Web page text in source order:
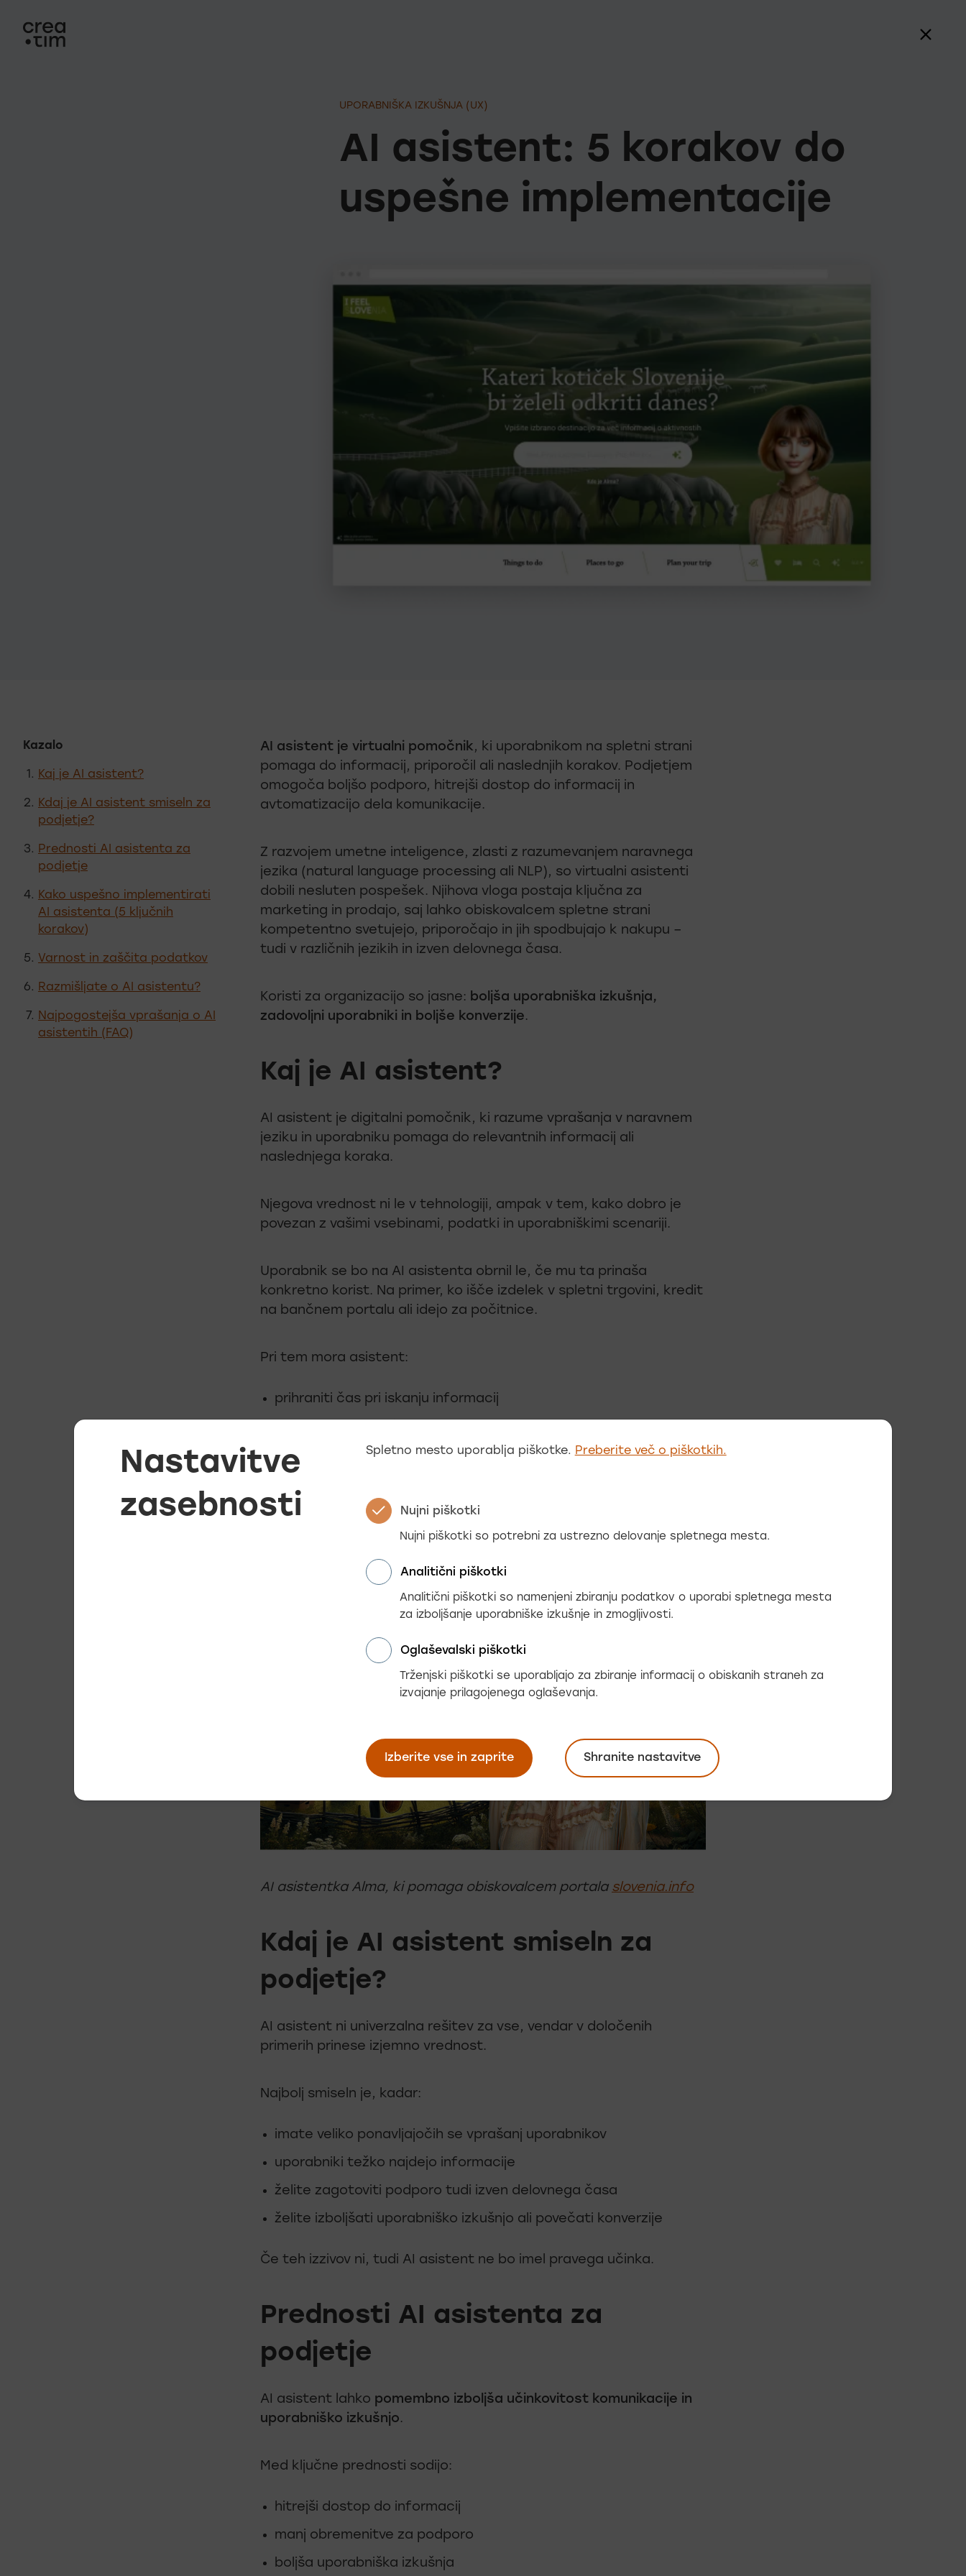
UPORABNIŠKA IZKUŠNJA (UX)
AI asistent: 5 korakov do
uspešne implementacije
Kazalo
Kaj je AI asistent?
Kdaj je AI asistent smiseln za
podjetje?
Prednosti AI asistenta za
podjetje
Kako uspešno implementirati
AI asistenta (5 ključnih
korakov)
Varnost in zaščita podatkov
Razmišljate o AI asistentu?
Najpogostejša vprašanja o AI
asistentih (FAQ)
AI asistent je virtualni pomočnik, ki uporabnikom na spletni strani
pomaga do informacij, priporočil ali naslednjih korakov. Podjetjem
omogoča boljšo podporo, hitrejši dostop do informacij in
avtomatizacijo dela komunikacije.
Z razvojem umetne inteligence, zlasti z razumevanjem naravnega
jezika (natural language processing ali NLP), so virtualni asistenti
dobili nesluten pospešek. Njihova vloga postaja ključna za
marketing in prodajo, saj lahko obiskovalcem spletne strani
kompetentno svetujejo, priporočajo in jih spodbujajo k nakupu –
tudi v različnih jezikih in izven delovnega časa.
Koristi za organizacijo so jasne: boljša uporabniška izkušnja,
zadovoljni uporabniki in boljše konverzije.
Kaj je AI asistent?
AI asistent je digitalni pomočnik, ki razume vprašanja v naravnem
jeziku in uporabniku pomaga do relevantnih informacij ali
naslednjega koraka.
Njegova vrednost ni le v tehnologiji, ampak v tem, kako dobro je
povezan z vašimi vsebinami, podatki in uporabniškimi scenariji.
Uporabnik se bo na AI asistenta obrnil le, če mu ta prinaša
konkretno korist. Na primer, ko išče izdelek v spletni trgovini, kredit
na bančnem portalu ali idejo za počitnice.
Pri tem mora asistent:
prihraniti čas pri iskanju informacij
svetovati in pomagati pri odločitvi
To mora biti vodilo pri uvajanju AI asistenta – ne tehnologija sama,
ampak njegova uporabnost.
AI asistentka Alma, ki pomaga obiskovalcem portala slovenia.info
Kdaj je AI asistent smiseln za
podjetje?
AI asistent ni univerzalna rešitev za vse, vendar v določenih
primerih prinese izjemno vrednost.
Najbolj smiseln je, kadar:
imate veliko ponavljajočih se vprašanj uporabnikov
uporabniki težko najdejo informacije
želite zagotoviti podporo tudi izven delovnega časa
želite izboljšati uporabniško izkušnjo ali povečati konverzije
Če teh izzivov ni, tudi AI asistent ne bo imel pravega učinka.
Prednosti AI asistenta za
podjetje
AI asistent lahko pomembno izboljša učinkovitost komunikacije in
uporabniško izkušnjo.
Med ključne prednosti sodijo:
hitrejši dostop do informacij
manj obremenitve za podporo
boljša uporabniška izkušnja
Nastavitve
zasebnosti
Spletno mesto uporablja piškotke. Preberite več o piškotkih.
Nujni piškotki
Nujni piškotki so potrebni za ustrezno delovanje spletnega mesta.
Analitični piškotki
Analitični piškotki so namenjeni zbiranju podatkov o uporabi spletnega mesta
za izboljšanje uporabniške izkušnje in zmogljivosti.
Oglaševalski piškotki
Trženjski piškotki se uporabljajo za zbiranje informacij o obiskanih straneh za
izvajanje prilagojenega oglaševanja.
Izberite vse in zaprite Shranite nastavitve